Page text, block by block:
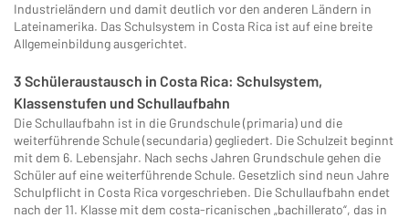
Industrieländern und damit deutlich vor den anderen Ländern in
Lateinamerika. Das Schulsystem in Costa Rica ist auf eine breite
Allgemeinbildung ausgerichtet.
3 Schüleraustausch in Costa Rica: Schulsystem,
Klassenstufen und Schullaufbahn
Die Schullaufbahn ist in die Grundschule (primaria) und die
weiterführende Schule (secundaria) gegliedert. Die Schulzeit beginnt
mit dem 6. Lebensjahr. Nach sechs Jahren Grundschule gehen die
Schüler auf eine weiterführende Schule. Gesetzlich sind neun Jahre
Schulpflicht in Costa Rica vorgeschrieben. Die Schullaufbahn endet
nach der 11. Klasse mit dem costa-ricanischen „bachillerato“, das in